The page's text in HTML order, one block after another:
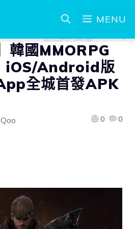
MENU
韓國MMORPG
iOS/Android版
全城首發APK
0 0